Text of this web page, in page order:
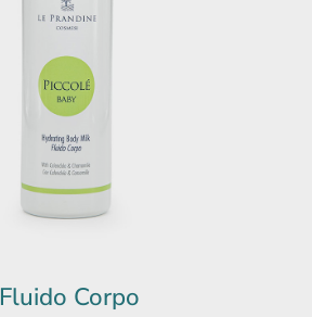
Fluido Corpo